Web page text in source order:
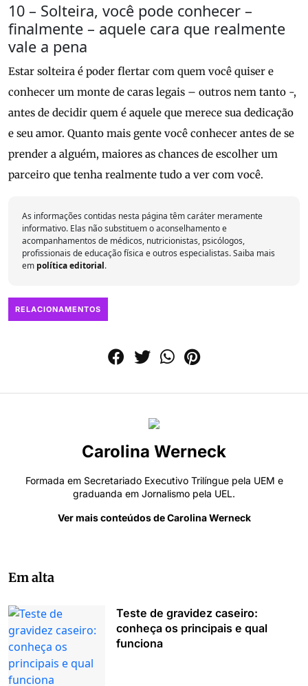
10 – Solteira, você pode conhecer –
finalmente – aquele cara que realmente
vale a pena
Estar solteira é poder flertar com quem você quiser e
conhecer um monte de caras legais – outros nem tanto -,
antes de decidir quem é aquele que merece sua dedicação
e seu amor. Quanto mais gente você conhecer antes de se
prender a alguém, maiores as chances de escolher um
parceiro que tenha realmente tudo a ver com você.
As informações contidas nesta página têm caráter meramente
informativo. Elas não substituem o aconselhamento e
acompanhamentos de médicos, nutricionistas, psicólogos,
profissionais de educação física e outros especialistas. Saiba mais
em política editorial.
RELACIONAMENTOS
Carolina Werneck
Formada em Secretariado Executivo Trilíngue pela UEM e
graduanda em Jornalismo pela UEL.
Ver mais conteúdos de Carolina Werneck
Em alta
Teste de gravidez caseiro:
conheça os principais e qual
funciona